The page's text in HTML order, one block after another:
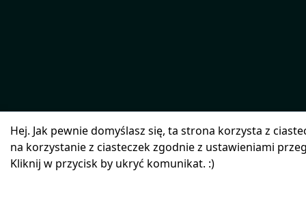
Hej. Jak pewnie domyślasz się, ta strona korzysta z
na korzystanie z ciasteczek zgodnie z ustawieniami
Kliknij w przycisk by ukryć komunikat. :)